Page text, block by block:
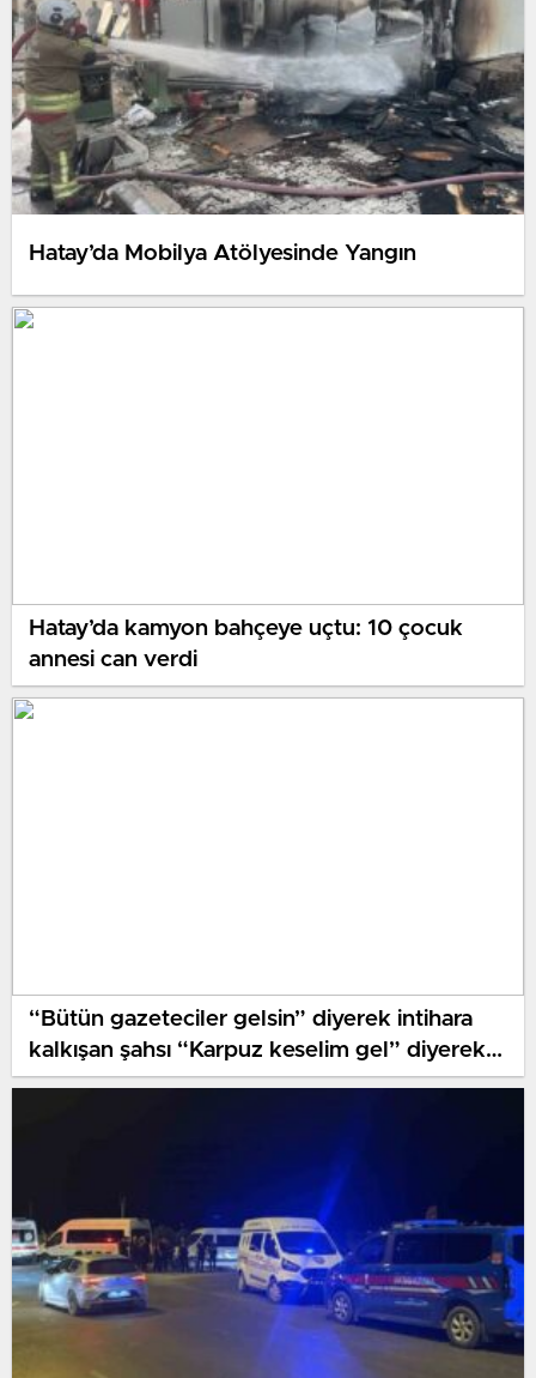
Hatay’da Mobilya Atölyesinde Yangın
Hatay’da kamyon bahçeye uçtu: 10 çocuk
annesi can verdi
“Bütün gazeteciler gelsin” diyerek intihara
kalkışan şahsı “Karpuz keselim gel” diyerek
çatıdan indirdiler